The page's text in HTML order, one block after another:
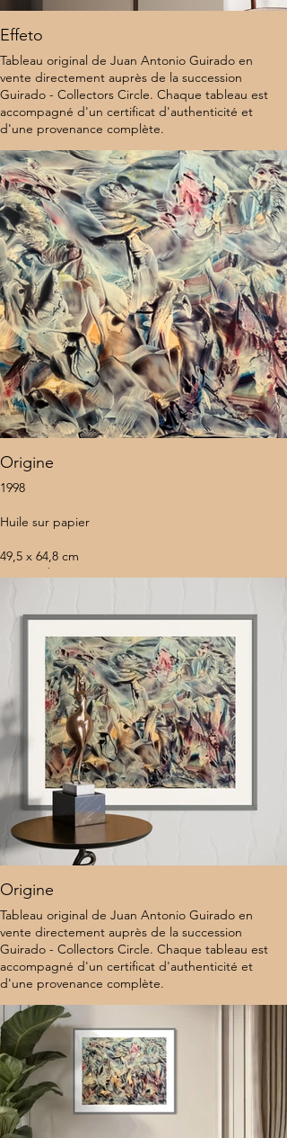
Effeto
Tableau original de Juan Antonio Guirado en
vente directement auprès de la succession
Guirado - Collectors Circle. Chaque tableau est
accompagné d'un certificat d'authenticité et
d'une provenance complète.
8 000 $
Origine
1998
Huile sur papier
49,5 x 64,8 cm
Sans cadre
Origine
Tableau original de Juan Antonio Guirado en
vente directement auprès de la succession
Guirado - Collectors Circle. Chaque tableau est
accompagné d'un certificat d'authenticité et
d'une provenance complète.
10 000 $